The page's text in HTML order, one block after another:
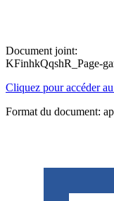
Document joint:
KFinhkQqshR_Page-
Cliquez pour accéder
Format du document: